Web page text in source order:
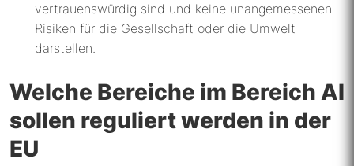
vertrauenswürdig sind und keine unangemessenen
Risiken für die Gesellschaft oder die Umwelt
darstellen.
Welche Bereiche im Bereich AI
sollen reguliert werden in der
EU